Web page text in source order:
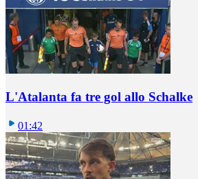
L'Atalanta fa tre gol allo Schalke
01:42